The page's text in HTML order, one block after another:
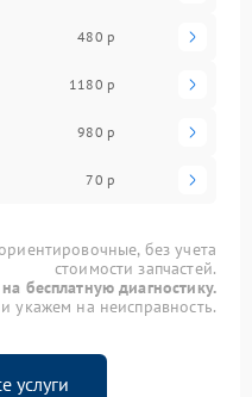
480 р
1180 р
980 р
70 р
без учета
стоимости запчастей.
бесплатную диагностику.
укажем на неисправность.
услуги